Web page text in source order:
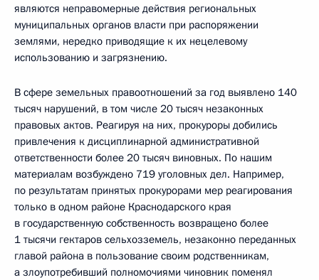
являются неправомерные действия региональных
муниципальных органов власти при распоряжении
землями, нередко приводящие к их нецелевому
использованию и загрязнению.
В сфере земельных правоотношений за год выявлено 140
тысяч нарушений, в том числе 20 тысяч незаконных
правовых актов. Реагируя на них, прокуроры добились
привлечения к дисциплинарной административной
ответственности более 20 тысяч виновных. По нашим
материалам возбуждено 719 уголовных дел. Например,
по результатам принятых прокурорами мер реагирования
только в одном районе Краснодарского края
в государственную собственность возвращено более
1 тысячи гектаров сельхозземель, незаконно переданных
главой района в пользование своим родственникам,
а злоупотребивший полномочиями чиновник поменял